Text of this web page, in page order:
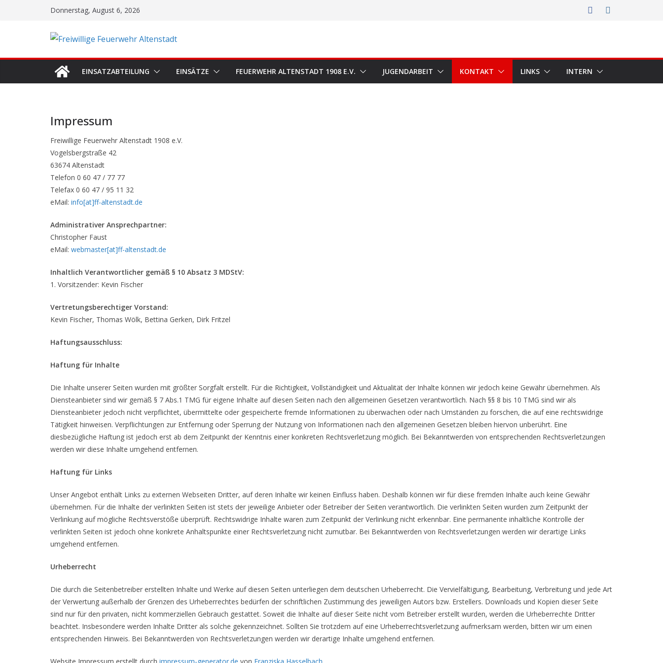
Donnerstag, August 6, 2026
EINSATZABTEILUNG EINSÄTZE FEUERWEHR ALTENSTADT 1908 E.V. JUGENDARBEIT KONTAKT LINKS INTERN
Impressum
Freiwillige Feuerwehr Altenstadt 1908 e.V.
Vogelsbergstraße 42
63674 Altenstadt
Telefon 0 60 47 / 77 77
Telefax 0 60 47 / 95 11 32
eMail: info[at]ff-altenstadt.de
Administrativer Ansprechpartner:
Christopher Faust
eMail: webmaster[at]ff-altenstadt.de
Inhaltlich Verantwortlicher gemäß § 10 Absatz 3 MDStV:
1. Vorsitzender: Kevin Fischer
Vertretungsberechtiger Vorstand:
Kevin Fischer, Thomas Wölk, Bettina Gerken, Dirk Fritzel
Haftungsausschluss:
Haftung für Inhalte
Die Inhalte unserer Seiten wurden mit größter Sorgfalt erstellt. Für die Richtigkeit, Vollständigkeit und Aktualität der Inhalte können wir jedoch keine Gewähr übernehmen. Als
Diensteanbieter sind wir gemäß § 7 Abs.1 TMG für eigene Inhalte auf diesen Seiten nach den allgemeinen Gesetzen verantwortlich. Nach §§ 8 bis 10 TMG sind wir als
Diensteanbieter jedoch nicht verpflichtet, übermittelte oder gespeicherte fremde Informationen zu überwachen oder nach Umständen zu forschen, die auf eine rechtswidrige
Tätigkeit hinweisen. Verpflichtungen zur Entfernung oder Sperrung der Nutzung von Informationen nach den allgemeinen Gesetzen bleiben hiervon unberührt. Eine
diesbezügliche Haftung ist jedoch erst ab dem Zeitpunkt der Kenntnis einer konkreten Rechtsverletzung möglich. Bei Bekanntwerden von entsprechenden Rechtsverletzungen
werden wir diese Inhalte umgehend entfernen.
Haftung für Links
Unser Angebot enthält Links zu externen Webseiten Dritter, auf deren Inhalte wir keinen Einfluss haben. Deshalb können wir für diese fremden Inhalte auch keine Gewähr
übernehmen. Für die Inhalte der verlinkten Seiten ist stets der jeweilige Anbieter oder Betreiber der Seiten verantwortlich. Die verlinkten Seiten wurden zum Zeitpunkt der
Verlinkung auf mögliche Rechtsverstöße überprüft. Rechtswidrige Inhalte waren zum Zeitpunkt der Verlinkung nicht erkennbar. Eine permanente inhaltliche Kontrolle der
verlinkten Seiten ist jedoch ohne konkrete Anhaltspunkte einer Rechtsverletzung nicht zumutbar. Bei Bekanntwerden von Rechtsverletzungen werden wir derartige Links
umgehend entfernen.
Urheberrecht
Die durch die Seitenbetreiber erstellten Inhalte und Werke auf diesen Seiten unterliegen dem deutschen Urheberrecht. Die Vervielfältigung, Bearbeitung, Verbreitung und jede Art
der Verwertung außerhalb der Grenzen des Urheberrechtes bedürfen der schriftlichen Zustimmung des jeweiligen Autors bzw. Erstellers. Downloads und Kopien dieser Seite
sind nur für den privaten, nicht kommerziellen Gebrauch gestattet. Soweit die Inhalte auf dieser Seite nicht vom Betreiber erstellt wurden, werden die Urheberrechte Dritter
beachtet. Insbesondere werden Inhalte Dritter als solche gekennzeichnet. Sollten Sie trotzdem auf eine Urheberrechtsverletzung aufmerksam werden, bitten wir um einen
entsprechenden Hinweis. Bei Bekanntwerden von Rechtsverletzungen werden wir derartige Inhalte umgehend entfernen.